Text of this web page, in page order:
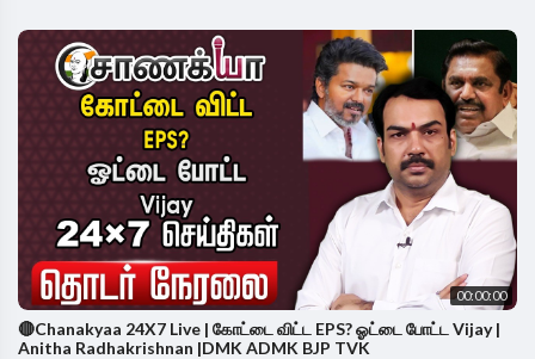
00:00:00
🔴Chanakyaa 24X7 Live | கோட்டை விட்ட EPS? ஓட்டை போட்ட Vijay |
Anitha Radhakrishnan |DMK ADMK BJP TVK